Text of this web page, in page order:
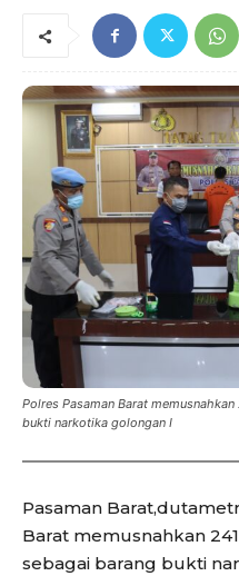
Polres Pasaman Barat
bukti narkotika golongan I
Pasaman
Barat memusnahkan
sebagai barang bukti